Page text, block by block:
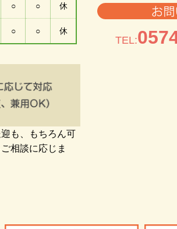
○ ○ 休
○ ○ 休
TEL:
も、もちろん可
相談に応じま